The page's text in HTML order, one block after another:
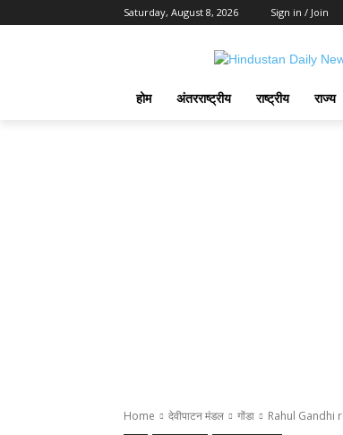
Saturday, August 8, 2026 Sign in / Join
होम अंतरराष्ट्रीय राष्ट्रीय राज्य
Home देवीपाटन मंडल गोंडा Rahul Gandhi